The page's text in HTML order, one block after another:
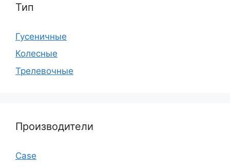
Тип
Гусеничные
Колесные
Трелевочные
Производители
Case